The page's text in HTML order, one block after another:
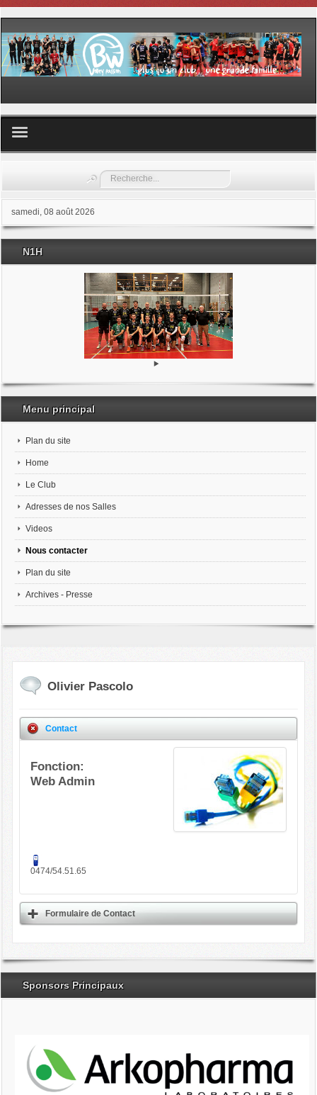
Les samedis du sport
Les stages
Documents
Rechercher
samedi, 08 août 2026
N1H
Menu principal
Plan du site
Home
Le Club
Adresses de nos Salles
Videos
Nous contacter
Plan du site
Archives - Presse
Olivier Pascolo
Contact
Fonction:
Web Admin
0474/54.51.65
Formulaire de Contact
Send an Email
E-mail*
Sponsors Principaux